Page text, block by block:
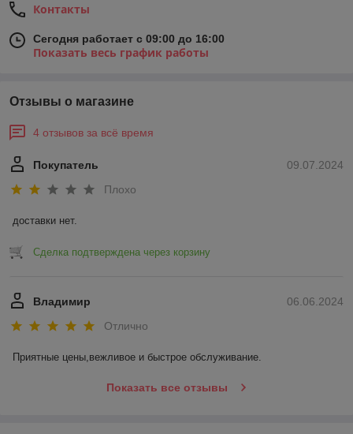
Контакты
Сегодня работает с 09:00 до 16:00
Показать весь график работы
Отзывы о магазине
4 отзывов за всё время
09.07.2024
Покупатель
Плохо
доставки нет.
Сделка подтверждена через корзину
06.06.2024
Владимир
Отлично
Приятные цены,вежливое и быстрое обслуживание.
Показать все отзывы